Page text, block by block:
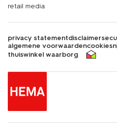
retail media
privacy statementdisclaimer
algemene voorwaardencookies
thuiswinkel waarborg